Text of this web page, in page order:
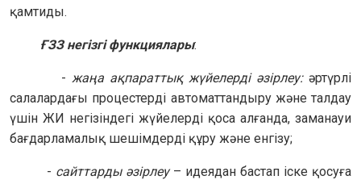
қамтиды.
ҒЗЗ негізгі функциялары:
- жаңа ақпараттық жүйелерді әзірлеу:әртүрлі
салалардағы процестерді автоматтандыру және талдау
үшін ЖИ негізіндегі жүйелерді қоса алғанда, заманауи
бағдарламалық шешімдерді құру және енгізу;
- сайттарды әзірлеу – идеядан бастап іске қосуға